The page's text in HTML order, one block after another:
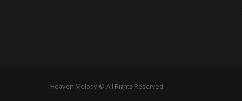
Heaven Melody © All Rights Reserved.